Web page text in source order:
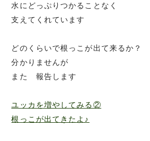
水にどっぷりつかることなく
支えてくれています
どのくらいで根っこが出て来るか？
分かりませんが
また 報告します
ユッカを増やしてみる②
根っこが出てきたよ♪